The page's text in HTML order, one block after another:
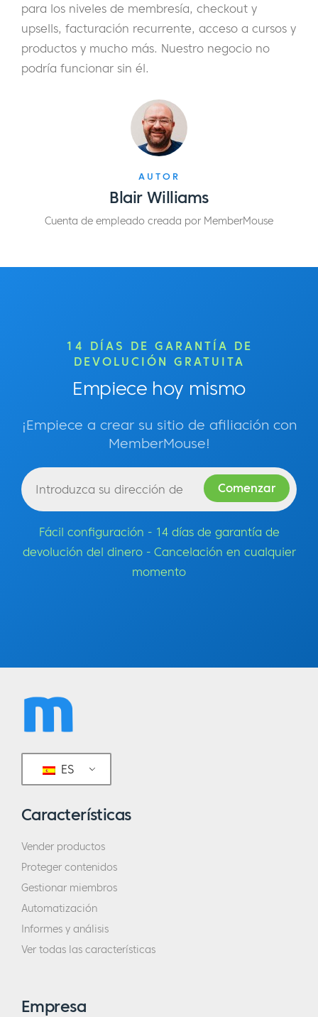
para los niveles de membresía, checkout y
upsells, facturación recurrente, acceso a cursos y
productos y mucho más. Nuestro negocio no
podría funcionar sin él.
AUTOR
Blair Williams
Cuenta de empleado creada por MemberMouse
14 DÍAS DE GARANTÍA DE
DEVOLUCIÓN GRATUITA
Empiece hoy mismo
¡Empiece a crear su sitio de afiliación con
MemberMouse!
Fácil configuración - 14 días de garantía de
devolución del dinero - Cancelación en cualquier
momento
ES
Características
Vender productos
Proteger contenidos
Gestionar miembros
Automatización
Informes y análisis
Ver todas las características
Empresa